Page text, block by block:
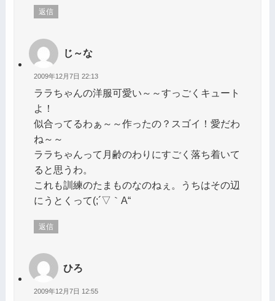
返信
じ～な
2009年12月7日 22:13
ララちゃんの洋服可愛い～～すっごくキュート
よ！
似合ってるわぁ～～作ったの？スゴイ！愛だわ
ね～～
ララちゃんって月齢のわりにすごく落ち着いて
ると思うわ。
これも訓練のたまものなのねぇ。うちはその辺
にうとくって(;´▽｀A“
返信
ひろ
2009年12月7日 12:55